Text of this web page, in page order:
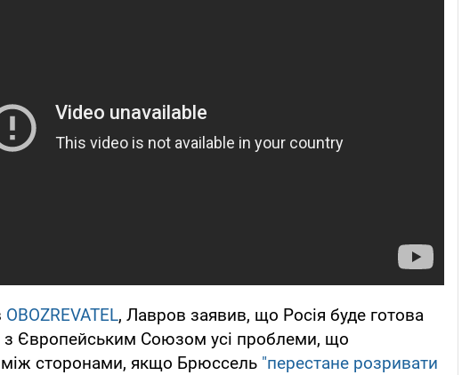
OBOZREVATEL, Лавров заявив, що Росія буде готова
Європейським Союзом усі проблеми, що
сторонами, якщо Брюссель "перестане розривати